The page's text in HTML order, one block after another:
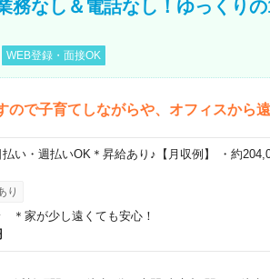
務なし＆電話なし！ゆっくり
WEB登録・面接OK
ので子育てしながらや、オフィスから
い・週払いOK＊昇給あり♪【月収例】 ・約
り
家が少し遠くても安心！